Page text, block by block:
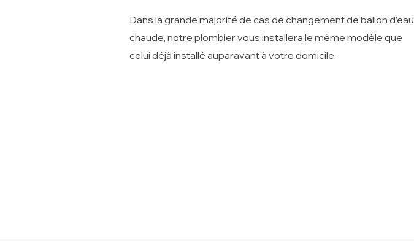
Dans la grande majorité de cas de changement de ballon d’eau
chaude, notre plombier vous installera le même modèle que
celui déjà installé auparavant à votre domicile.